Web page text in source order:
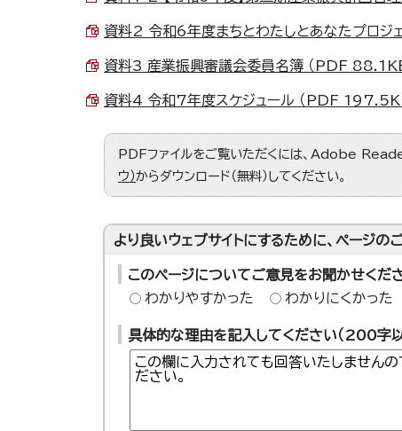
資料2 令和6年度まちとわたしとあなたプロジ
資料3 産業振興審議会委員名簿 （PDF
資料4 令和7年度スケジュール （PDF
PDFファイルをご覧いただくには、Adobe
ウ）からダウンロード（無料）してください。
より良いウェブサイトにするために、ページ
このページについてご意見をお聞かせくだ
わかりやすかった
わかりにくかった
具体的な理由を記入してください（200字以